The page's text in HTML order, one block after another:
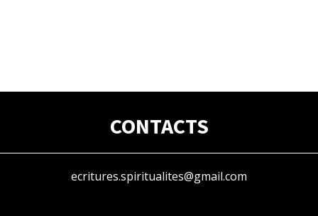
CONTACTS
ecritures.spiritualites@gmail.com